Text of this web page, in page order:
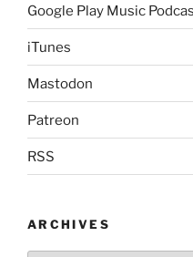
Google Play Music
iTunes
Mastodon
Patreon
RSS
ARCHIVES